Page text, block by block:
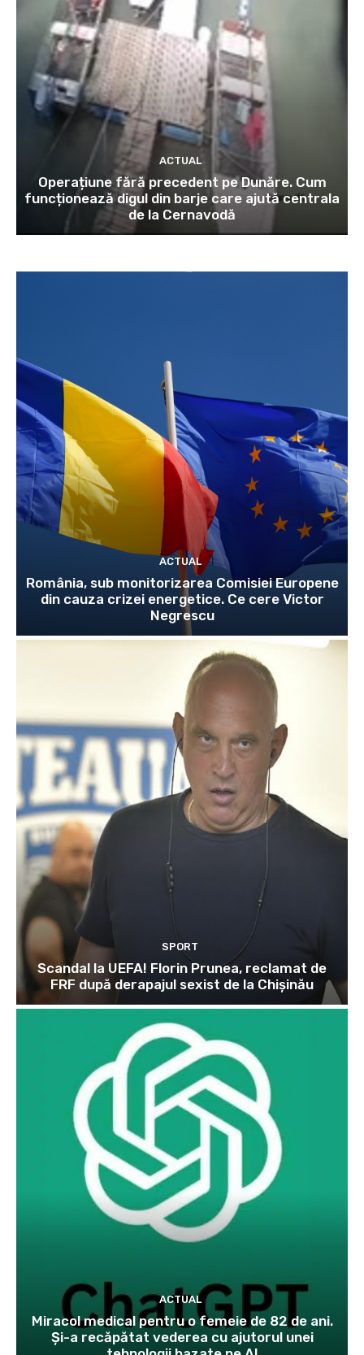
ACTUAL
Operațiune fără precedent pe Dunăre. Cum
funcționează digul din barje care ajută centrala
de la Cernavodă
ACTUAL
România, sub monitorizarea Comisiei Europene
din cauza crizei energetice. Ce cere Victor
Negrescu
SPORT
Scandal la UEFA! Florin Prunea, reclamat de
FRF după derapajul sexist de la Chișinău
ACTUAL
Miracol medical pentru o femeie de 82 de ani.
Și-a recăpătat vederea cu ajutorul unei